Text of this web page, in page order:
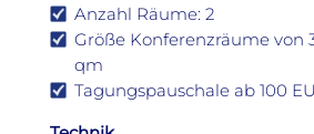
Anzahl Räume: 2
Größe Konferenzräume von
qm
Tagungspauschale ab 100